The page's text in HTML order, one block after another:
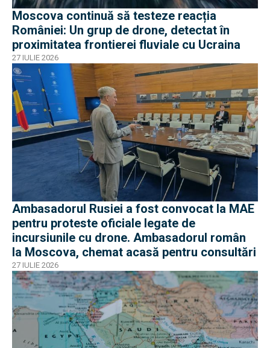
Moscova continuă să testeze reacția
României: Un grup de drone, detectat în
proximitatea frontierei fluviale cu Ucraina
27 IULIE 2026
Ambasadorul Rusiei a fost convocat la MAE
pentru proteste oficiale legate de
incursiunile cu drone. Ambasadorul român
la Moscova, chemat acasă pentru consultări
27 IULIE 2026